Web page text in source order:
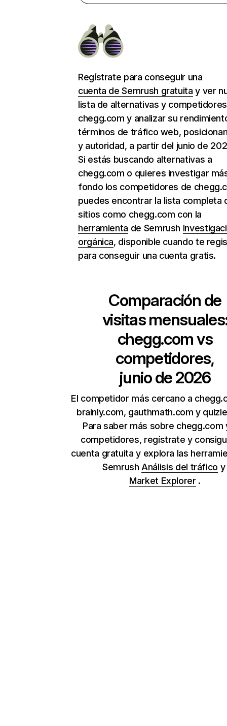
Regístrate para conseguir una
cuenta de Semrush gratuita y ver
lista de alternativas y
chegg.com y analizar su
términos de tráfico web,
y autoridad, a partir del junio de
Si estás buscando alternativas a
chegg.com o quieres investigar
fondo los competidores de
puedes encontrar la lista completa
sitios como chegg.com con la
herramienta de Semrush
orgánica, disponible cuando te
para conseguir una cuenta gratis.
Comparación de
visitas
chegg.comvs
competidores,
junio de 2026
El competidor más cercano a
brainly.com, gauthmath.com y
Para saber más sobre chegg.com
competidores, regístrate y
cuenta gratuita y explora las
Semrush Análisis del tráfico y
Market Explorer.